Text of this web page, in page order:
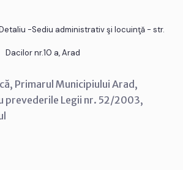
-Sediu administrativ şi locuinţă - str.
Dacilor nr.10 a, Arad
Primarul Municipiului Arad,
prevederile Legii nr. 52/2003,